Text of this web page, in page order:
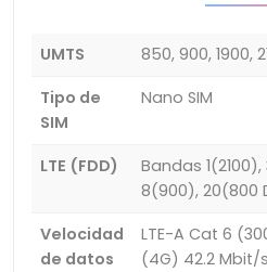
UMTS
850, 900, 1900,
Tipo de
SIM
Nano SIM
LTE (FDD)
Bandas
8(900), 20(800
Velocidad
de datos
LTE-A Cat 6
(4G) 42.2 Mbit/